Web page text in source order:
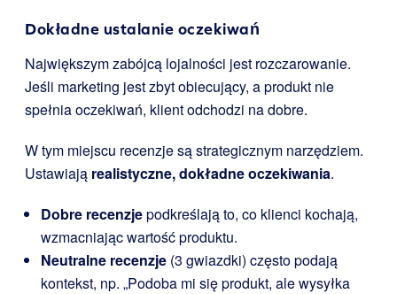
Dokładne ustalanie oczekiwań
Największym zabójcą lojalności jest rozczarowanie.
Jeśli marketing jest zbyt obiecujący, a produkt nie
spełnia oczekiwań, klient odchodzi na dobre.
W tym miejscu recenzje są strategicznym narzędziem.
Ustawiają realistyczne, dokładne oczekiwania.
Dobre recenzjepodkreślają to, co klienci kochają,
wzmacniając wartość produktu.
Neutralne recenzje (3 gwiazdki) często podają
kontekst, np. „Podoba mi się produkt, ale wysyłka